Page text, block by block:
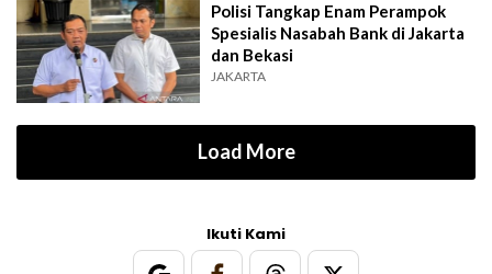
Polisi Tangkap Enam Perampok
Spesialis Nasabah Bank di Jakarta
dan Bekasi
JAKARTA
Load More
Ikuti Kami